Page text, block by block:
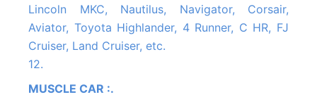
Lincoln MKC, Nautilus, Navigator, Corsair,
Aviator, Toyota Highlander, 4 Runner, C HR, FJ
Cruiser, Land Cruiser, etc.
12.
MUSCLE CAR :.